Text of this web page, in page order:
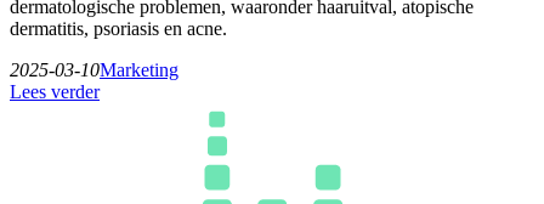
dermatologische problemen, waaronder haaruitval, atopische
dermatitis, psoriasis en acne.
2025-03-10Marketing
Lees verder